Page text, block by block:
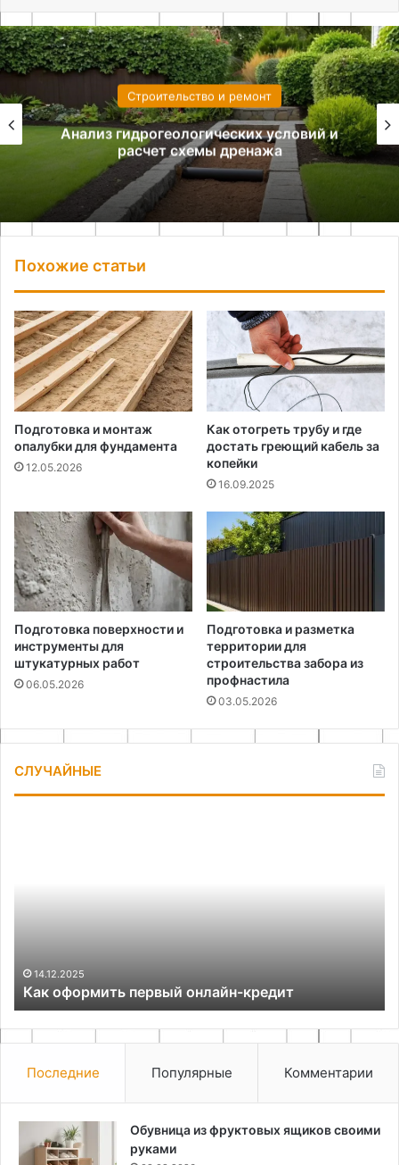
Строительство и ремонт
Анализ гидрогеологических условий и
расчет схемы дренажа
Похожие статьи
Подготовка и монтаж
опалубки для фундамента
12.05.2026
Как отогреть трубу и где
достать греющий кабель за
копейки
16.09.2025
Подготовка поверхности и
инструменты для
штукатурных работ
06.05.2026
Подготовка и разметка
территории для
строительства забора из
профнастила
03.05.2026
СЛУЧАЙНЫЕ
14.12.2025
Как оформить первый онлайн-кредит
Последние Популярные Комментарии
Обувница из фруктовых ящиков своими
руками